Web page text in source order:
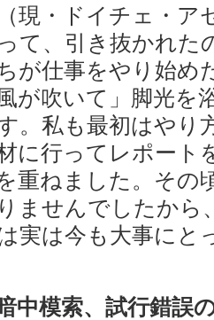
現・ドイチェ・ア
て、引き抜かれた
が仕事をやり始め
が吹いて」脚光を
。私も最初はやり
に行ってレポート
重ねました。その
ませんでしたから
実は今も大事にと
模索、試行錯誤